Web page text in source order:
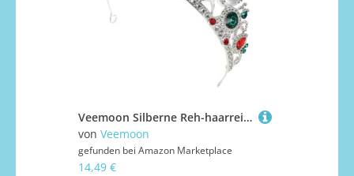
Veemoon Silberne Reh-haarreifen mit Funkelnden Strasssteinen Leichter Weihnachts-haarschmuck für Damen Festliche Hochzeitsparty Geburtstags Halloween-kostüm-accessoire
von Veemoon
gefunden bei Amazon Marketplace
14,49 €